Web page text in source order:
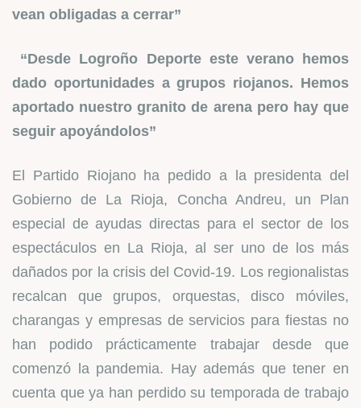
vean obligadas a cerrar”
“Desde Logroño Deporte este verano hemos
dado oportunidades a grupos riojanos. Hemos
aportado nuestro granito de arena pero hay que
seguir apoyándolos”
El Partido Riojano ha pedido a la presidenta del
Gobierno de La Rioja, Concha Andreu, un Plan
especial de ayudas directas para el sector de los
espectáculos en La Rioja, al ser uno de los más
dañados por la crisis del Covid-19. Los regionalistas
recalcan que grupos, orquestas, disco móviles,
charangas y empresas de servicios para fiestas no
han podido prácticamente trabajar desde que
comenzó la pandemia. Hay además que tener en
cuenta que ya han perdido su temporada de trabajo